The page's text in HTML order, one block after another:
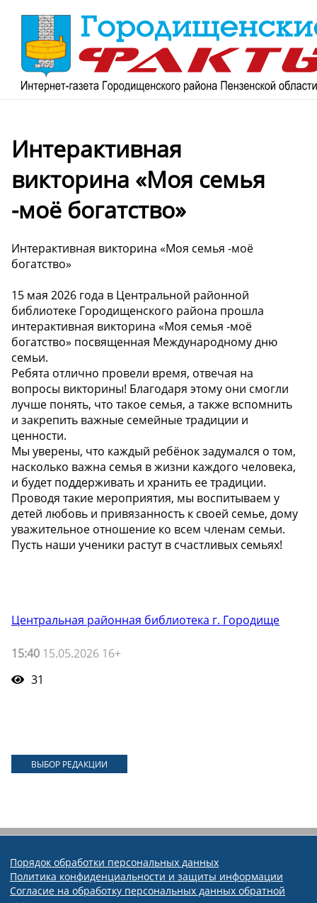
Интерактивная
викторина «Моя семья
-моё богатство»
Интерактивная викторина «Моя семья -моё
богатство»
15 мая 2026 года в Центральной районной
библиотеке Городищенского района прошла
интерактивная викторина «Моя семья -моё
богатство» посвященная Международному дню
семьи.
Ребята отлично провели время, отвечая на
вопросы викторины! Благодаря этому они смогли
лучше понять, что такое семья, а также вспомнить
и закрепить важные семейные традиции и
ценности.
Мы уверены, что каждый ребёнок задумался о том,
насколько важна семья в жизни каждого человека,
и будет поддерживать и хранить ее традиции.
Проводя такие мероприятия, мы воспитываем у
детей любовь и привязанность к своей семье, дому
уважительное отношение ко всем членам семьи.
Пусть наши ученики растут в счастливых семьях!
Центральная районная библиотека г. Городище
15:40 15.05.2026 16+
31
ВЫБОР РЕДАКЦИИ
Порядок обработки персональных данных
Политика конфиденциальности и защиты информации
Согласие на обработку персональных данных обратной